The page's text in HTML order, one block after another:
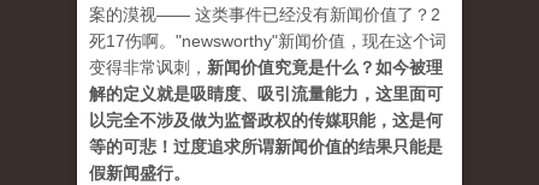
案的漠视—— 这类事件已经没有新闻价值了？2
死17伤啊。"newsworthy"新闻价值，现在这个词
变得非常讽刺， 新闻价值究竟是什么？如今被理
解的定义就是吸睛度、吸引流量能力，这里面可
以完全不涉及做为监督政权的传媒职能，这是何
等的可悲！过度追求所谓新闻价值的结果只能是
假新闻盛行。